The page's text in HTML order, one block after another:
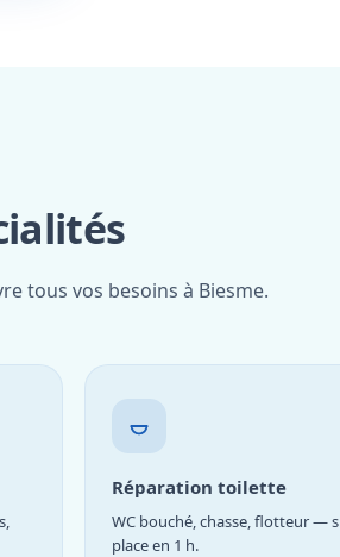
tous vos besoins à Biesme.
Réparation toilette
WC bouché, chasse, flotteur —
place en 1 h.